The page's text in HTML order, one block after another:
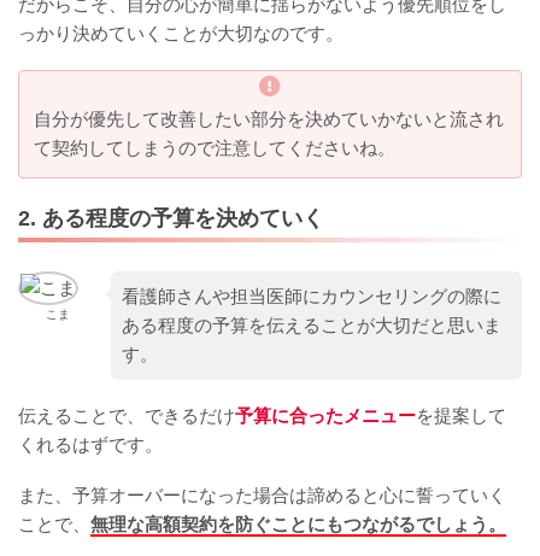
っかり決めていくことが大切なのです。
自分が優先して改善したい部分を決めていかないと流され
て契約してしまうので注意してくださいね。
2. ある程度の予算を決めていく
こま
看護師さんや担当医師にカウンセリングの際に
ある程度の予算を伝えることが大切だと思いま
す。
伝えることで、できるだけ予算に合ったメニューを提案して
くれるはずです。
また、予算オーバーになった場合は諦めると心に誓っていく
ことで、 無理な高額契約を防ぐことにもつながるでしょう。